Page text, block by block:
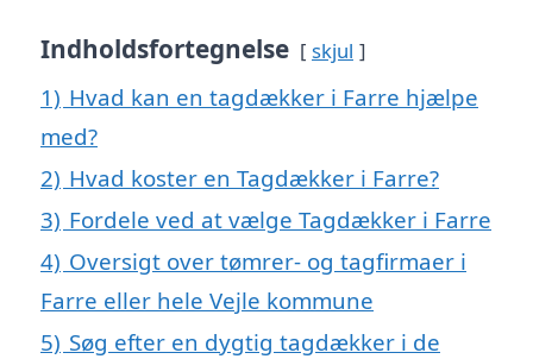
Indholdsfortegnelse skjul
1) Hvad kan en tagdækker i Farre hjælpe
med?
2) Hvad koster en Tagdækker i Farre?
3) Fordele ved at vælge Tagdækker i Farre
4) Oversigt over tømrer- og tagfirmaer i
Farre eller hele Vejle kommune
5) Søg efter en dygtig tagdækker i de